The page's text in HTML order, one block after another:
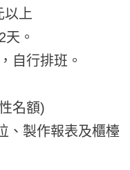
以上
。
自行排班。
名額)
、製作報表及櫃檯